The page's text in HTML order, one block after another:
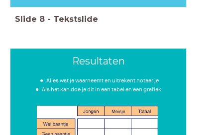
Slide 8 - Tekstslide
Resultaten
Alles wat je waarneemt en uitrekent noteer je
Als het kan doe je dit in een tabel en een grafiek.